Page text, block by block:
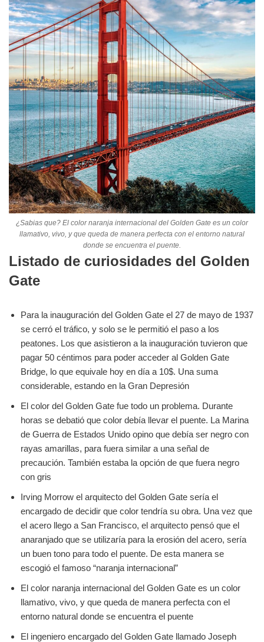
¿Sabias que? El color naranja internacional del Golden Gate es un color
llamativo, vivo, y que queda de manera perfecta con el entorno natural
donde se encuentra el puente.
Listado de curiosidades del Golden
Gate
Para la inauguración del Golden Gate el 27 de mayo de 1937
se cerró el tráfico, y solo se le permitió el paso a los
peatones. Los que asistieron a la inauguración tuvieron que
pagar 50 céntimos para poder acceder al Golden Gate
Bridge, lo que equivale hoy en día a 10$. Una suma
considerable, estando en la Gran Depresión
El color del Golden Gate fue todo un problema. Durante
horas se debatió que color debía llevar el puente. La Marina
de Guerra de Estados Unido opino que debía ser negro con
rayas amarillas, para fuera similar a una señal de
precaución. También estaba la opción de que fuera negro
con gris
Irving Morrow el arquitecto del Golden Gate sería el
encargado de decidir que color tendría su obra. Una vez que
el acero llego a San Francisco, el arquitecto pensó que el
anaranjado que se utilizaría para la erosión del acero, sería
un buen tono para todo el puente. De esta manera se
escogió el famoso “naranja internacional”
El color naranja internacional del Golden Gate es un color
llamativo, vivo, y que queda de manera perfecta con el
entorno natural donde se encuentra el puente
El ingeniero encargado del Golden Gate llamado Joseph